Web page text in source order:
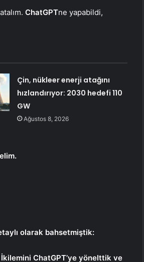
ChatGPTne yapabildi,
Çin, nükleer enerji atağını
hızlandırıyor: 2030 hedefi 110
GW
Ağustos 8, 2026
olarak bahsetmiştik:
ChatGPT’ye yönelttik ve